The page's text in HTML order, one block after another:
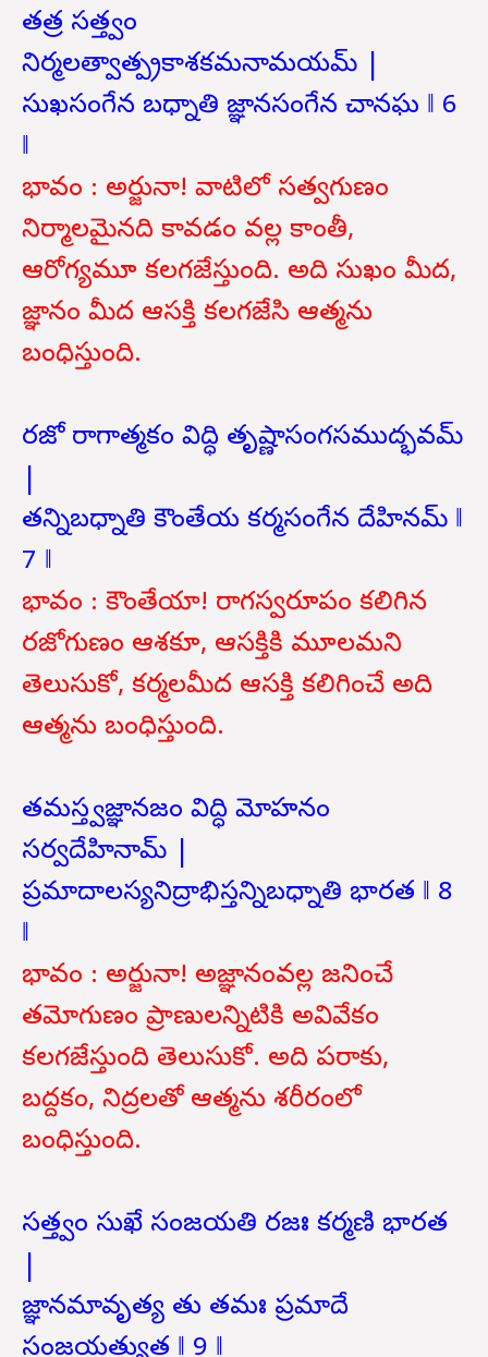
తత్ర సత్త్వం
నిర్మలత్వాత్ప్రకాశకమనామయమ్ |
సుఖసంగేన బధ్నాతి జ్ఞానసంగేన చానఘ ‖ 6
‖
భావం : అర్జునా! వాటిలో సత్వగుణం
నిర్మాలమైనది కావడం వల్ల కాంతీ,
ఆరోగ్యమూ కలగజేస్తుంది. అది సుఖం మీద,
జ్ఞానం మీద ఆసక్తి కలగజేసి ఆత్మను
బంధిస్తుంది.
రజో రాగాత్మకం విద్ధి తృష్ణాసంగసముద్భవమ్
తన్నిబధ్నాతి కౌంతేయ కర్మసంగేన దేహినమ్ ‖
7 ‖
భావం : కౌంతేయా! రాగస్వరూపం కలిగిన
రజోగుణం ఆశకూ, ఆసక్తికి మూలమని
తెలుసుకో, కర్మలమీద ఆసక్తి కలిగించే అది
ఆత్మను బంధిస్తుంది.
తమస్త్వజ్ఞానజం విద్ధి మోహనం
సర్వదేహినామ్ |
ప్రమాదాలస్యనిద్రాభిస్తన్నిబధ్నాతి భారత ‖ 8
‖
భావం : అర్జునా! అజ్ఞానంవల్ల జనించే
తమోగుణం ప్రాణులన్నిటికి అవివేకం
కలగజేస్తుంది తెలుసుకో. అది పరాకు,
బద్దకం, నిద్రలతో ఆత్మను శరీరంలో
బంధిస్తుంది.
సత్త్వం సుఖే సంజయతి రజః కర్మణి భారత
జ్ఞానమావృత్య తు తమః ప్రమాదే
సంజయత్యుత ‖ 9 ‖